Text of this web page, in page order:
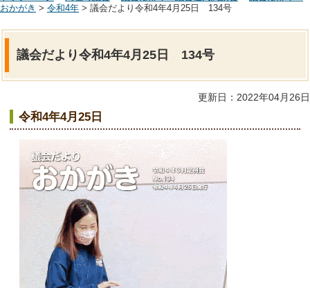
おかがき > 令和4年 > 議会だより令和4年4月25日 134号
議会だより令和4年4月25日 134号
更新日：2022年04月26日
令和4年4月25日